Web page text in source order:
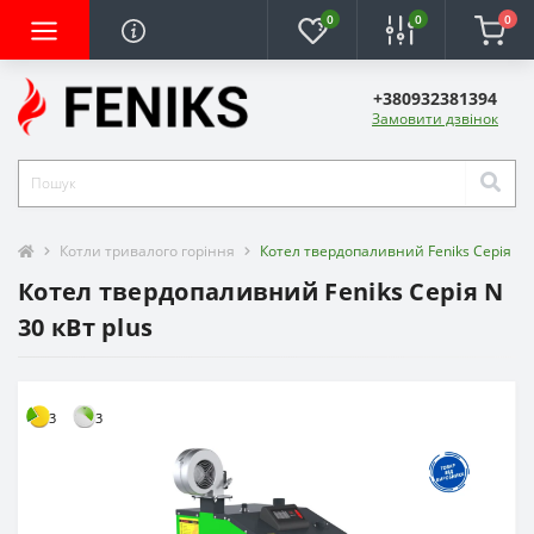
0 0 0
+380932381394
Замовити дзвінок
Котли тривалого горіння Котел твердопаливний Feniks Серія N
Котел твердопаливний Feniks Серія N
30 кВт plus
3 3